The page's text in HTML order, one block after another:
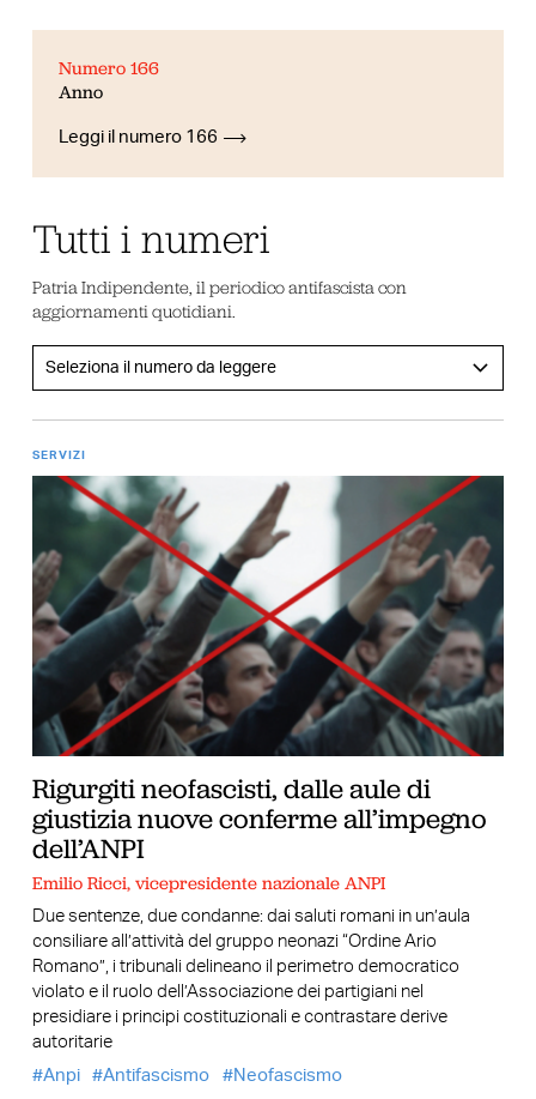
Numero 166
Anno
Leggi il numero 166
Tutti i numeri
Patria Indipendente, il periodico antifascista con
aggiornamenti quotidiani.
SERVIZI
Rigurgiti neofascisti, dalle aule di
giustizia nuove conferme all’impegno
dell’ANPI
Emilio Ricci, vicepresidente nazionale ANPI
Due sentenze, due condanne: dai saluti romani in un’aula
consiliare all’attività del gruppo neonazi “Ordine Ario
Romano”, i tribunali delineano il perimetro democratico
violato e il ruolo dell’Associazione dei partigiani nel
presidiare i principi costituzionali e contrastare derive
autoritarie
Anpi
Antifascismo Neofascismo